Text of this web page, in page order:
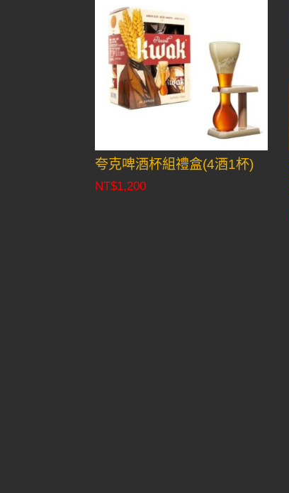
夸克啤酒杯組禮盒(4酒1杯)
NT$1,200